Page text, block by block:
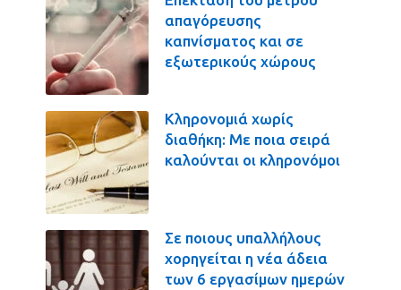
απαγόρευσης
καπνίσματος και σε
εξωτερικούς χώρους
Κληρονομιά χωρίς
διαθήκη: Με ποια σειρά
καλούνται οι κληρονόμοι
Σε ποιους υπαλλήλους
χορηγείται η νέα άδεια
των 6 εργασίμων ημερών